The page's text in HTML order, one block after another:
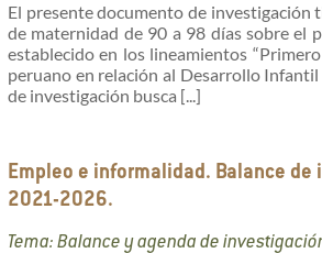
El presente documento de investigación
de maternidad de 90 a 98 días sobre el
establecido en los lineamientos
peruano en relación al Desarrollo
de investigación busca [...]
Empleo e informalidad. Balance
2021-2026.
Tema: Balance y agenda de